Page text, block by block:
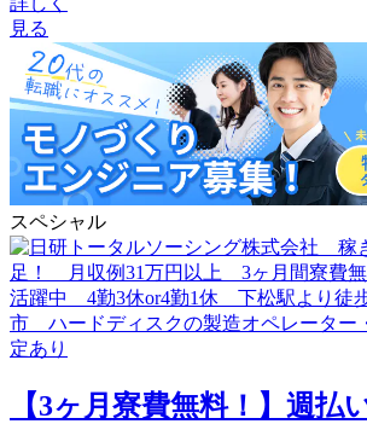
見る
スペシャル
【3ヶ月寮費無料！】週